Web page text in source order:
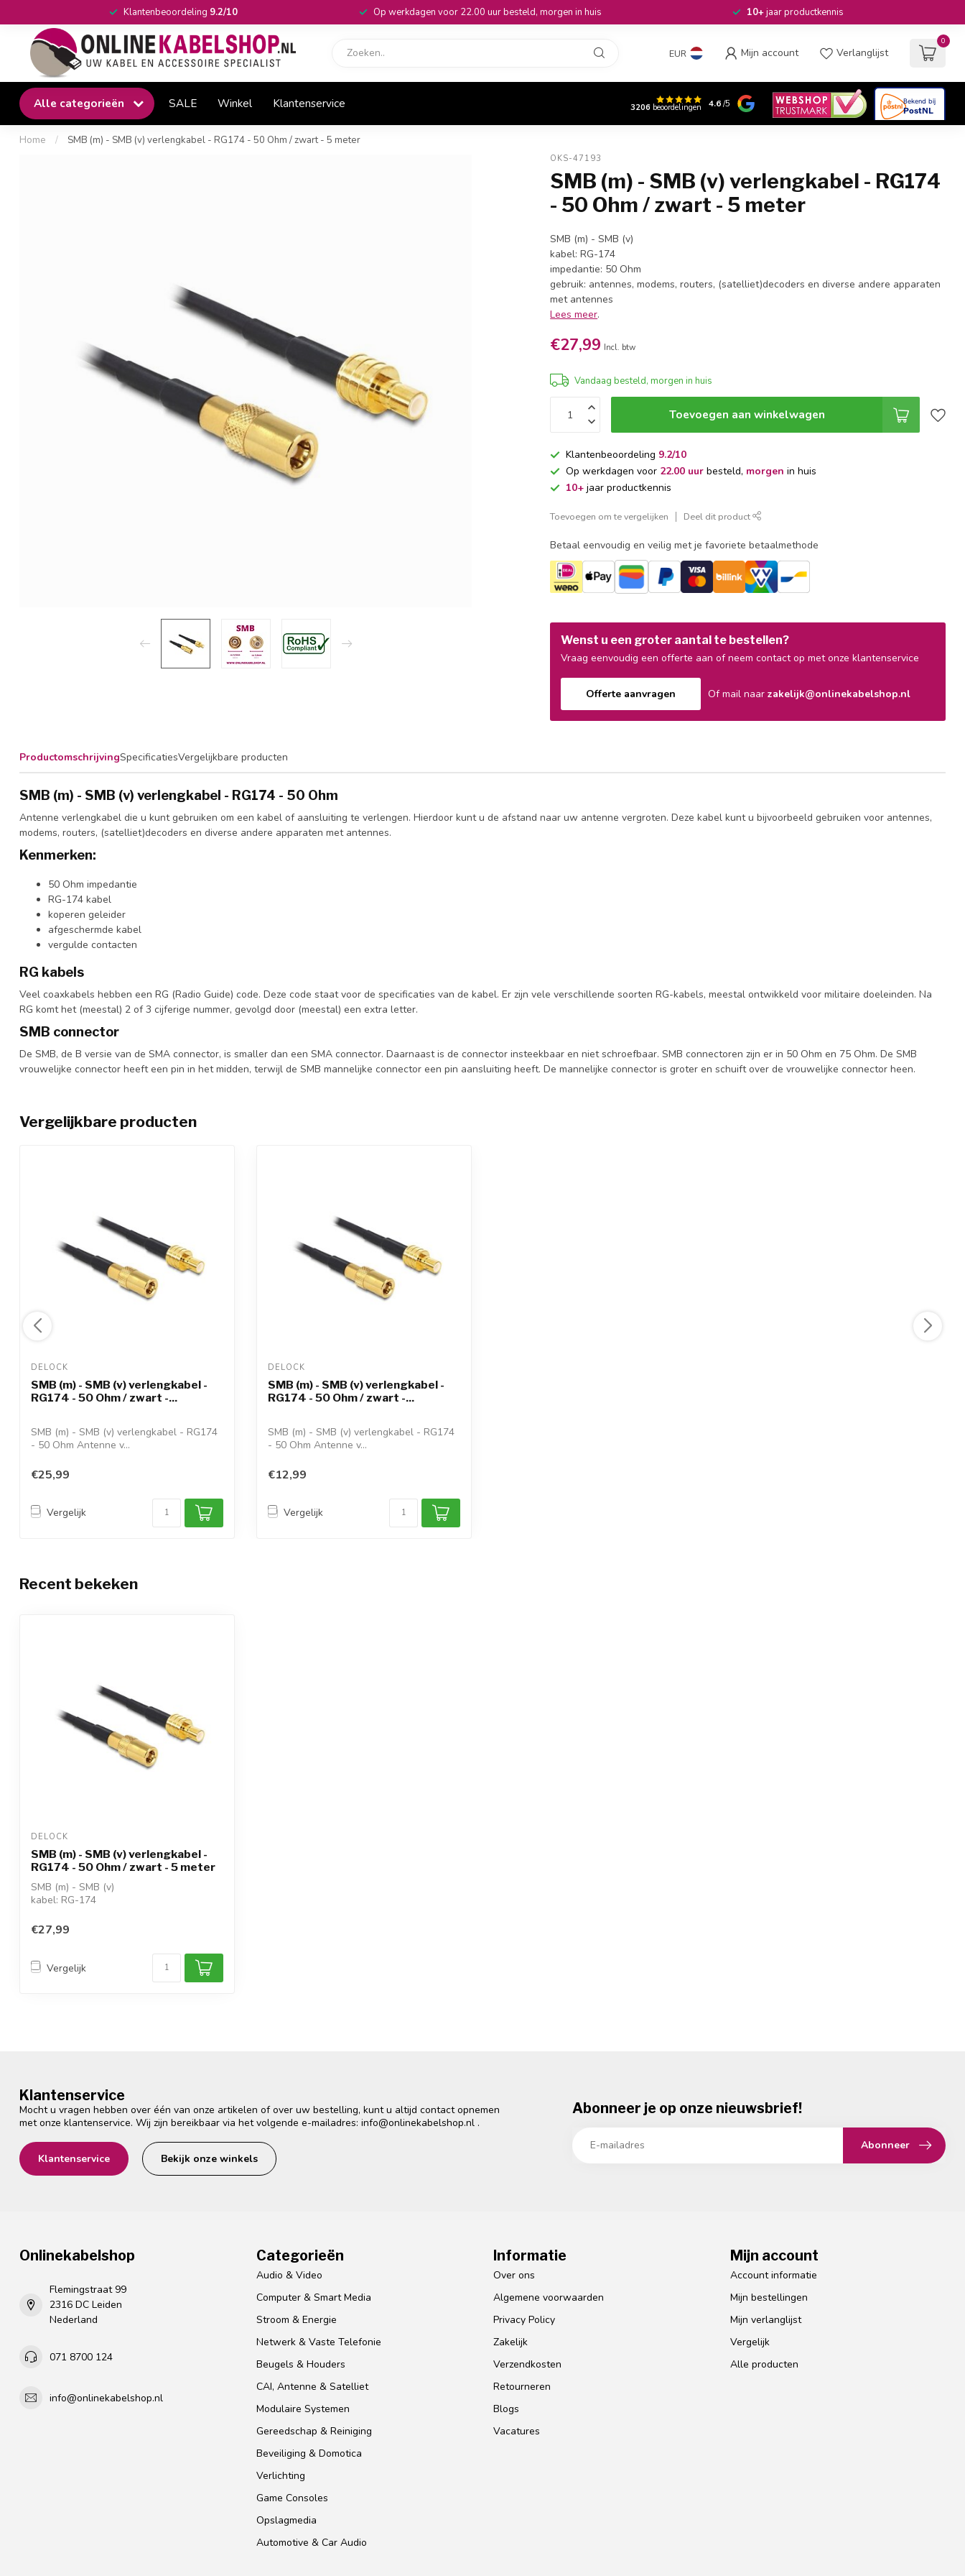
Klantenbeoordeling 9.2/10 Op werkdagen voor 22.00 uur besteld, morgen in huis 10+jaar productkennis
EUR Mijn account Verlanglijst
0
Alle categorieën SALE Winkel Klantenservice 3206 beoordelingen 4.6/5
Home / SMB (m) - SMB (v) verlengkabel - RG174 - 50 Ohm / zwart - 5 meter
OKS-47193
SMB (m) - SMB (v) verlengkabel - RG174
- 50 Ohm / zwart - 5 meter
SMB (m) - SMB (v)
kabel: RG-174
impedantie: 50 Ohm
gebruik: antennes, modems, routers, (satelliet)decoders en diverse andere apparaten
met antennes
Lees meer.
€27,99 Incl. btw
Vandaag besteld, morgen in huis
Toevoegen aan winkelwagen
Klantenbeoordeling 9.2/10
Op werkdagen voor 22.00 uur besteld, morgen in huis
10+ jaar productkennis
Toevoegen om te vergelijken Deel dit product
Betaal eenvoudig en veilig met je favoriete betaalmethode
Wenst u een groter aantal te bestellen?
Vraag eenvoudig een offerte aan of neem contact op met onze klantenservice
Offerte aanvragen Of mail naarzakelijk@onlinekabelshop.nl
ProductomschrijvingSpecificatiesVergelijkbare producten
SMB (m) - SMB (v) verlengkabel - RG174 - 50 Ohm
Antenne verlengkabel die u kunt gebruiken om een kabel of aansluiting te verlengen. Hierdoor kunt u de afstand naar uw antenne vergroten. Deze kabel kunt u bijvoorbeeld gebruiken voor antennes,
modems, routers, (satelliet)decoders en diverse andere apparaten met antennes.
Kenmerken:
50 Ohm impedantie
RG-174 kabel
koperen geleider
afgeschermde kabel
vergulde contacten
RG kabels
Veel coaxkabels hebben een RG (Radio Guide) code. Deze code staat voor de specificaties van de kabel. Er zijn vele verschillende soorten RG-kabels, meestal ontwikkeld voor militaire doeleinden. Na
RG komt het (meestal) 2 of 3 cijferige nummer, gevolgd door (meestal) een extra letter.
SMB connector
De SMB, de B versie van de SMA connector, is smaller dan een SMA connector. Daarnaast is de connector insteekbaar en niet schroefbaar. SMB connectoren zijn er in 50 Ohm en 75 Ohm. De SMB
vrouwelijke connector heeft een pin in het midden, terwijl de SMB mannelijke connector een pin aansluiting heeft. De mannelijke connector is groter en schuift over de vrouwelijke connector heen.
Vergelijkbare producten
DELOCK
SMB (m) - SMB (v) verlengkabel -
RG174 - 50 Ohm / zwart -...
SMB (m) - SMB (v) verlengkabel - RG174
- 50 Ohm Antenne v...
€25,99
Vergelijk
DELOCK
SMB (m) - SMB (v) verlengkabel -
RG174 - 50 Ohm / zwart -...
SMB (m) - SMB (v) verlengkabel - RG174
- 50 Ohm Antenne v...
€12,99
Vergelijk
Recent bekeken
DELOCK
SMB (m) - SMB (v) verlengkabel -
RG174 - 50 Ohm / zwart - 5 meter
SMB (m) - SMB (v)
kabel: RG-174
gebruik: antennes, modems, ro...
€27,99
Vergelijk
Klantenservice
Mocht u vragen hebben over één van onze artikelen of over uw bestelling, kunt u altijd contact opnemen
met onze klantenservice. Wij zijn bereikbaar via het volgende e-mailadres: info@onlinekabelshop.nl .
Klantenservice Bekijk onze winkels
Abonneer je op onze nieuwsbrief!
Abonneer
Onlinekabelshop
Flemingstraat 99
2316 DC Leiden
Nederland
071 8700 124
info@onlinekabelshop.nl
Categorieën
Audio & Video
Computer & Smart Media
Stroom & Energie
Netwerk & Vaste Telefonie
Beugels & Houders
CAI, Antenne & Satelliet
Modulaire Systemen
Gereedschap & Reiniging
Beveiliging & Domotica
Verlichting
Game Consoles
Opslagmedia
Automotive & Car Audio
Informatie
Over ons
Algemene voorwaarden
Privacy Policy
Zakelijk
Verzendkosten
Retourneren
Blogs
Vacatures
Mijn account
Account informatie
Mijn bestellingen
Mijn verlanglijst
Vergelijk
Alle producten